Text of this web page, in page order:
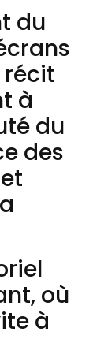
du
récit
à
du
des
où
à